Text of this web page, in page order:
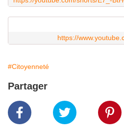
https://
#Citoyenneté
Partager